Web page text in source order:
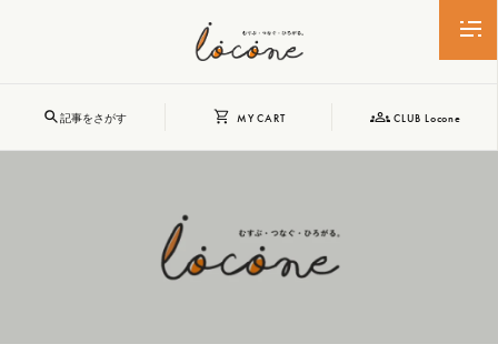
記事をさがす MY CART CLUB Locone